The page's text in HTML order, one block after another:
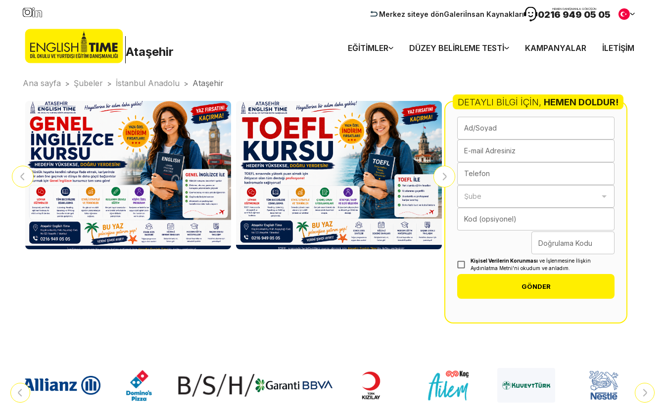
Merkez siteye dönGaleriİnsan Kaynakları
HEMEN DANIŞMANLA GÖRÜŞÜN
0216 949 05 05
Ataşehir EĞITIMLER DÜZEY BELIRLEME TESTI KAMPANYALAR İLETIŞIM
Ana sayfa > Şubeler > İstanbul Anadolu > Ataşehir
DETAYLI BILGI İÇIN, HEMEN DOLDUR!
Ad/Soyad
E-mail Adresiniz
Telefon
Şube
Kod (opsiyonel)
Doğrulama Kodu
Kişisel Verilerin Korunması ve İşlenmesine İlişkin
Aydınlatma Metni'ni okudum ve anladım.
GÖNDER